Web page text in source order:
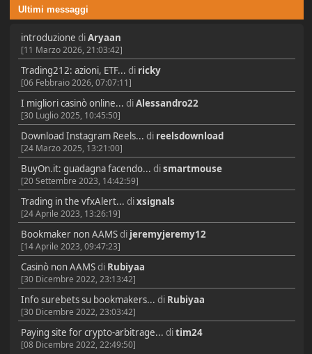
Ultimi messaggi
introduzione diAryaan
[11 Marzo 2026, 21:03:42]
Trading212: azioni, ETF... di ricky
[06 Febbraio 2026, 07:07:11]
I migliori casinò online... diAlessandro22
[30 Luglio 2025, 10:45:50]
Download Instagram Reels... di reelsdownload
[24 Marzo 2025, 13:21:00]
BuyOn.it: guadagna facendo... dismartmouse
[20 Settembre 2023, 14:42:59]
Trading in the vfxAlert... dixsignals
[24 Aprile 2023, 13:26:19]
Bookmaker non AAMSdi jeremyjeremy12
[14 Aprile 2023, 09:47:23]
Casinò non AAMSdi Rubiyaa
[30 Dicembre 2022, 23:13:42]
Info surebets su bookmakers... di Rubiyaa
[30 Dicembre 2022, 23:03:42]
Paying site for crypto-arbitrage... ditim24
[08 Dicembre 2022, 22:49:50]